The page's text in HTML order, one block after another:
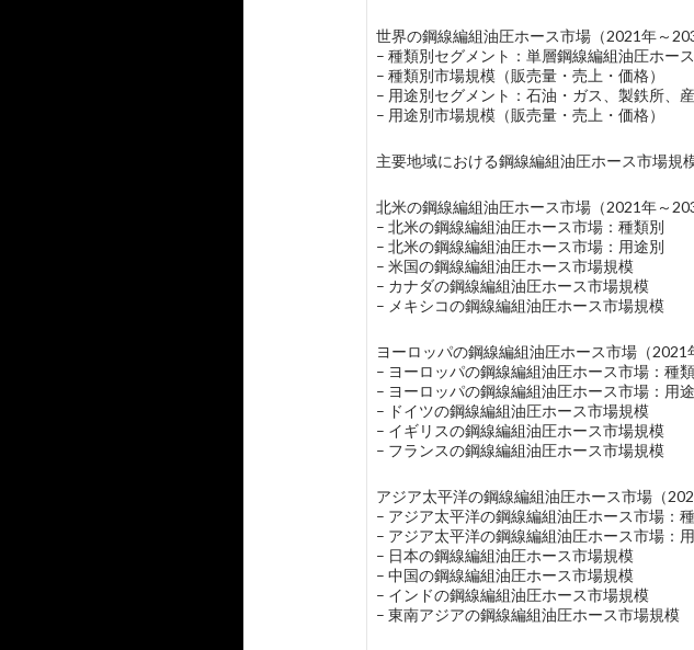
世界の鋼線編組油圧ホース市場（2021年～
– 種類別セグメント：単層鋼線編組油圧ホー
– 種類別市場規模（販売量・売上・価格）
– 用途別セグメント：石油・ガス、製鉄所、
– 用途別市場規模（販売量・売上・価格）
主要地域における鋼線編組油圧ホース市場規
北米の鋼線編組油圧ホース市場（2021年～
– 北米の鋼線編組油圧ホース市場：種類別
– 北米の鋼線編組油圧ホース市場：用途別
– 米国の鋼線編組油圧ホース市場規模
– カナダの鋼線編組油圧ホース市場規模
– メキシコの鋼線編組油圧ホース市場規模
ヨーロッパの鋼線編組油圧ホース市場（2021
– ヨーロッパの鋼線編組油圧ホース市場：種
– ヨーロッパの鋼線編組油圧ホース市場：用
– ドイツの鋼線編組油圧ホース市場規模
– イギリスの鋼線編組油圧ホース市場規模
– フランスの鋼線編組油圧ホース市場規模
アジア太平洋の鋼線編組油圧ホース市場（
– アジア太平洋の鋼線編組油圧ホース市場：
– アジア太平洋の鋼線編組油圧ホース市場：
– 日本の鋼線編組油圧ホース市場規模
– 中国の鋼線編組油圧ホース市場規模
– インドの鋼線編組油圧ホース市場規模
– 東南アジアの鋼線編組油圧ホース市場規模